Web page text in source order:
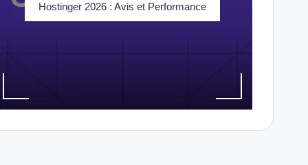
Hostinger 2026 : Avis et Performance